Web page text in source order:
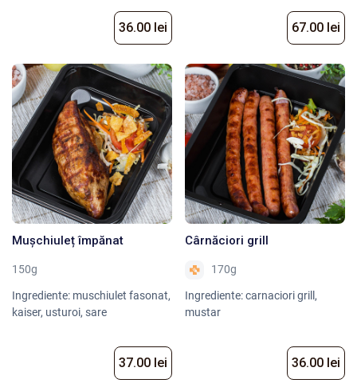
36.00 lei 67.00 lei
Mușchiuleț împănat
150g
Ingrediente: muschiulet fasonat,
kaiser, usturoi, sare
37.00 lei
Cârnăciori grill
170g
Ingrediente: carnaciori grill,
mustar
36.00 lei